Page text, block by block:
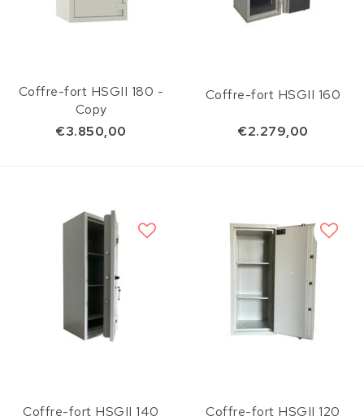
Coffre-fort HSGII 180 -
Copy
€3.850,00
Coffre-fort HSGII 160
€2.279,00
Coffre-fort HSGII 140 Coffre-fort HSGII 120